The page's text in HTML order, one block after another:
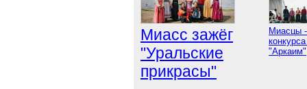
Миасс зажёг
"Уральские
прикрасы"
Миасцы
"Аркаим"